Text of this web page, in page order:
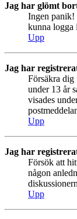
Jag har glömt
Ingen panik!
kunna logga
Upp
Jag har
Försäkra dig
under 13 år
visades
Upp
Jag har
Försök att
någon
Upp